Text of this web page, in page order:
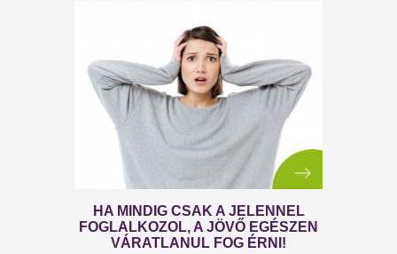
Vannak járványok, melyek sokkal súlyosabb károkat
okoznak, sokkal több embert érintenek és sokkal
több embert veszítünk el általuk...